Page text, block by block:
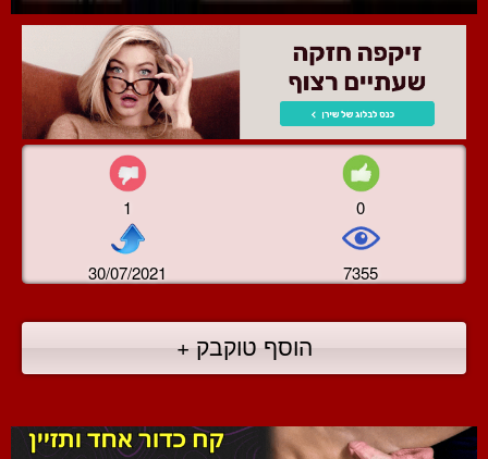
1 0
30/07/2021 7355
הוסף טוקבק +